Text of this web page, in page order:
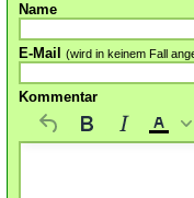
Name
E-Mail (wird in keinem Fall
Kommentar